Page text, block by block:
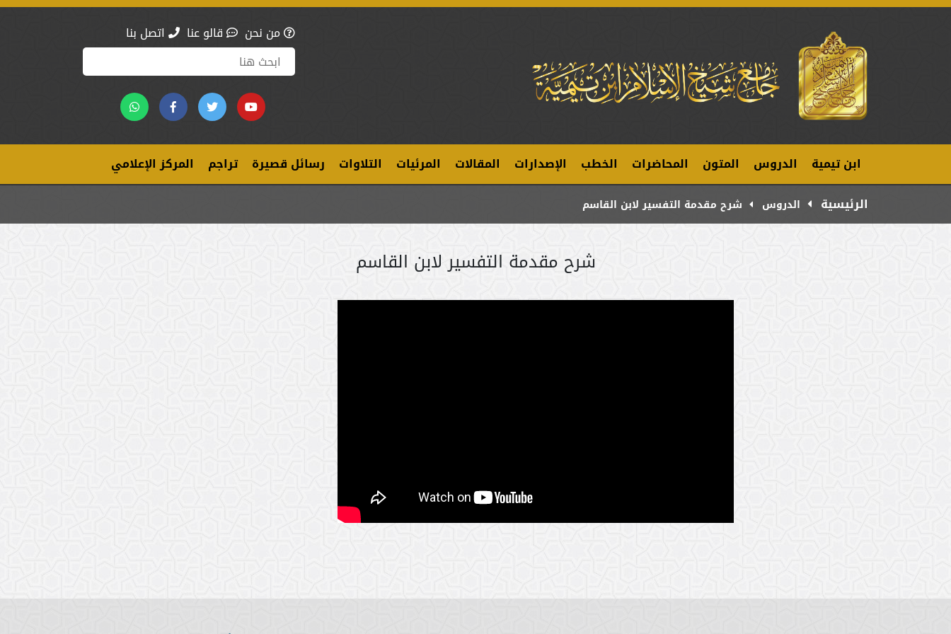
من نحن قالو عنا اتصل بنا
ابن تيمية الدروس المتون المحاضرات الخطب الإصدارات المقالات المرئيات التلاوات رسائل قصيرة تراجم
المركز الإعلامي
الرئيسية
الدروس شرح مقدمة التفسير لابن القاسم
شرح مقدمة التفسير لابن القاسم